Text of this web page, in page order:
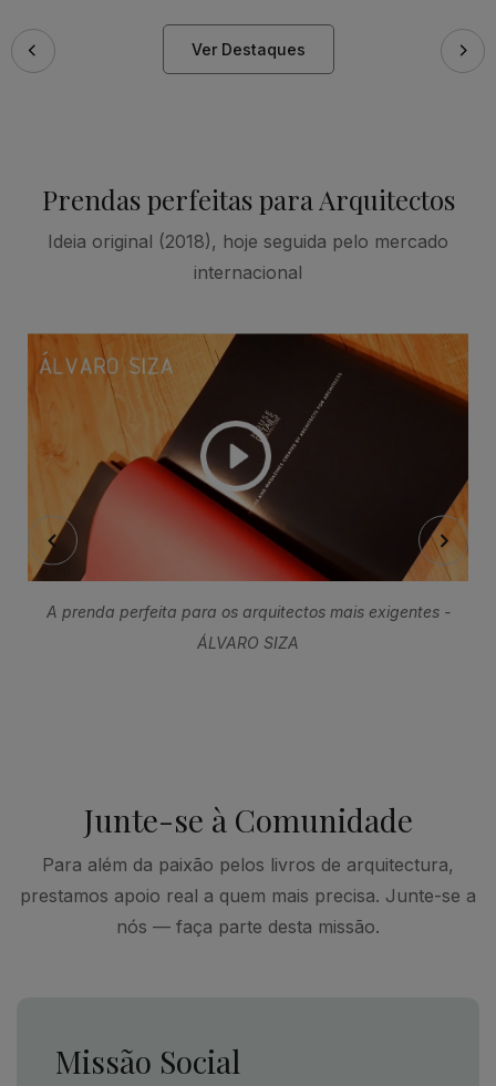
Ver Destaques
Prendas perfeitas para Arquitectos
Ideia original (2018), hoje seguida pelo mercado
internacional
A prenda perfeita para os arquitectos mais exigentes -
ÁLVARO SIZA
Junte-se à Comunidade
Para além da paixão pelos livros de arquitectura,
prestamos apoio real a quem mais precisa. Junte-se a
nós — faça parte desta missão.
Missão Social